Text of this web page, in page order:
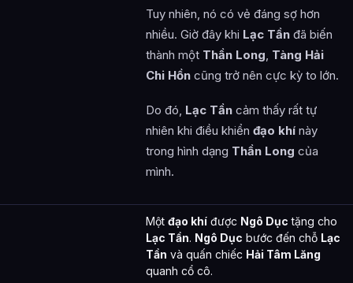
Tuy nhiên, nó có vẻ đáng sợ hơn
nhiều. Giờ đây khi Lạc Tần đã biến
thành một Thần Long, Tàng Hải
Chi Hồn cũng trở nên cực kỳ to lớn.
Do đó, Lạc Tần cảm thấy rất tự
nhiên khi điều khiển đạo khí này
trong hình dạng Thần Long của
mình.
Một đạo khí được Ngô Dục tặng cho
Lạc Tần. Ngô Dục bước đến chỗ Lạc
Tần và quấn chiếc Hải Tâm Lăng
quanh cổ cô.